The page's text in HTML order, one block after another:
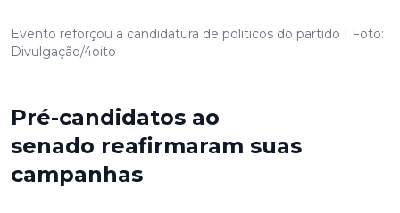
Evento reforçou a candidatura de politicos do partido I Foto:
Divulgação/4oito
Pré-candidatos ao
senado reafirmaram suas
campanhas